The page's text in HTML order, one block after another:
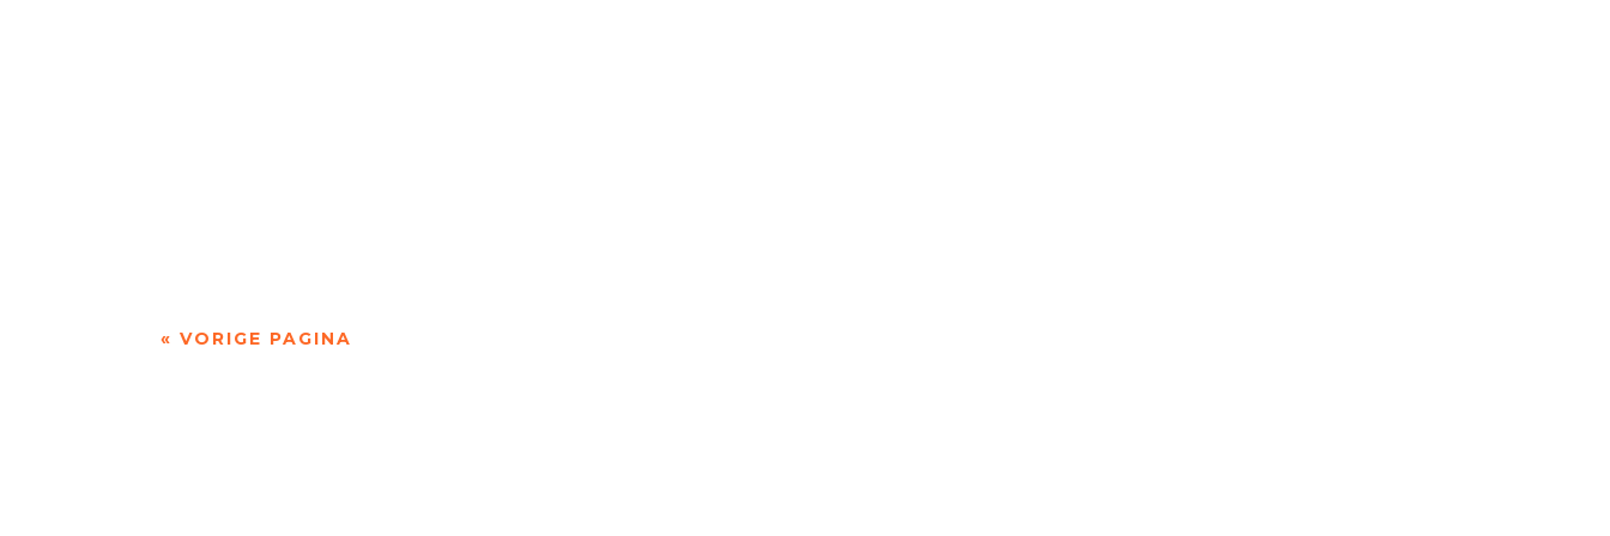
« VORIGE PAGINA